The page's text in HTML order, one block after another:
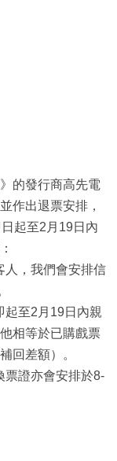
的發行商高先電
作出退票安排，
起至2月19日內
人，我們會安排信
起至2月19日內親
相等於已購戲票
回差額）。
票證亦會安排於8-